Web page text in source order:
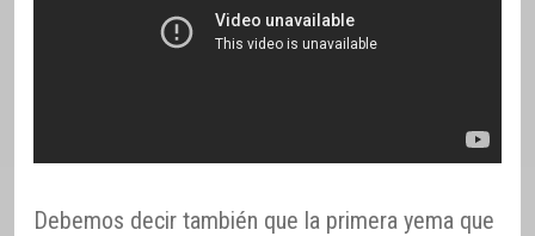
Debemos decir también que la primera yema que